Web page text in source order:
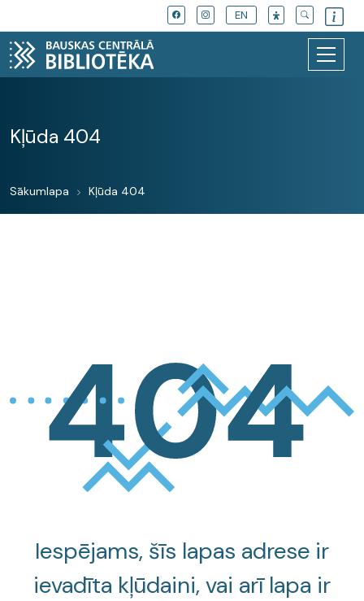
EN
Kļūda 404
Sākumlapa Kļūda 404
Iespējams, šīs lapas adrese ir
ievadīta kļūdaini, vai arī lapa ir